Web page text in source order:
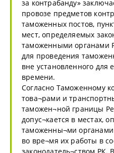
за контрабанду»
провозе предметов
таможенных постов,
мест, определяемых
таможенными органами
для проведения
вне установленного для
времени.
Согласно Таможенному
това¬рами и
таможен¬ной границы
допус¬кается в местах,
таможенны¬ми органами
во вре¬мя их работы в
законодатель¬ством РК.